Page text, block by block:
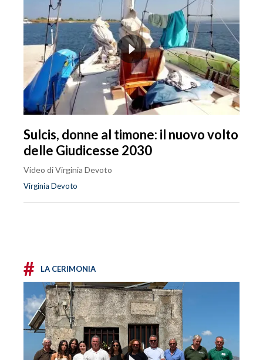
Sulcis, donne al timone: il nuovo volto
delle Giudicesse 2030
Video di Virginia Devoto
Virginia Devoto
# LA CERIMONIA